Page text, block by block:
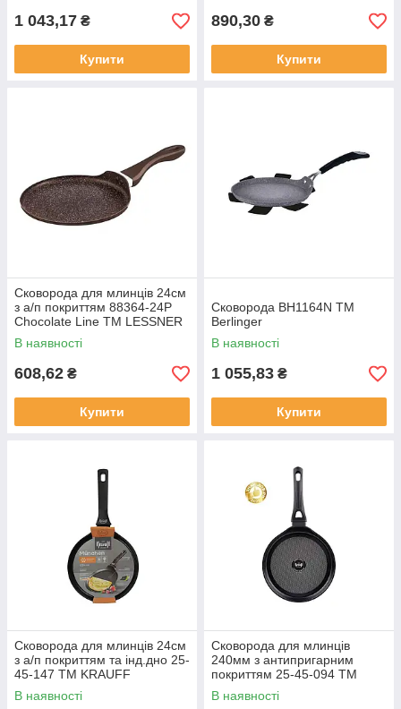
1 043,17 ₴
Купити
890,30 ₴
Купити
Сковорода для млинців 24см
з а/п покриттям 88364-24P
Chocolate Line ТМ LESSNER
В наявності
608,62 ₴
Купити
Сковорода BH1164N ТМ
Berlinger
В наявності
1 055,83 ₴
Купити
Сковорода для млинців 24см
з а/п покриттям та інд.дно 25-
45-147 ТМ KRAUFF
В наявності
Сковорода для млинців
240мм з антипригарним
покриттям 25-45-094 ТМ
KRAUFF
В наявності